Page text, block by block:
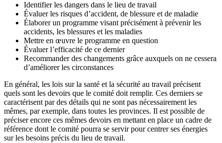
Identifier les dangers dans le lieu de travail
Évaluer les risques d’accident, de blessure et de maladie
Élaborer un programme visant précisément à prévenir les
accidents, les blessures et les maladies
Mettre en œuvre le programme en question
Évaluer l’efficacité de ce dernier
Recommander des changements grâce auxquels on ne cessera
d’améliorer les circonstances
En général, les lois sur la santé et la sécurité au travail précisent
quels sont les devoirs que le comité doit remplir. Ces derniers se
caractérisent par des détails qui ne sont pas nécessairement les
mêmes, par exemple, dans toutes les provinces. Il est possible de
préciser encore ces mêmes devoirs en mettant en place un cadre de
référence dont le comité pourra se servir pour centrer ses énergies
sur les besoins précis du lieu de travail.